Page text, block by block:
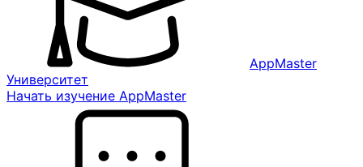
AppMaster
Университет
Начать изучение AppMaster